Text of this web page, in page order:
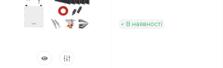
В наявності